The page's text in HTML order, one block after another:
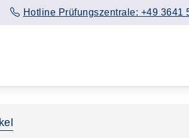
Hotline Prüfungszentrale: +49 3641